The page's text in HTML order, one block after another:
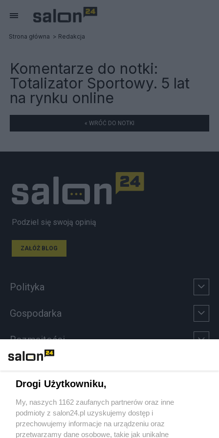
Strona główna Redakcja
Komentarze do notki:
Totalizator Sportowy. 5 lat
na rynku online
« WRÓĆ DO NOTKI
Podziel się swoją opinią
ZAŁÓŻ BLOG
Polityka
Gospodarka
Rozmaitości
Sport
Społeczeństwo
Drogi Użytkowniku,
My, naszych 1162 zaufanych partnerów oraz inne
podmioty z salon24.pl uzyskujemy dostęp i
przechowujemy informacje na urządzeniu oraz
przetwarzamy dane osobowe, takie jak unikalne